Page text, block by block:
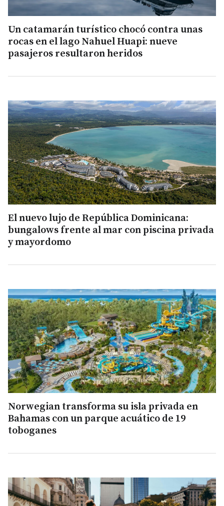
Un catamarán turístico chocó contra unas
rocas en el lago Nahuel Huapi: nueve
pasajeros resultaron heridos
El nuevo lujo de República Dominicana:
bungalows frente al mar con piscina privada
y mayordomo
Norwegian transforma su isla privada en
Bahamas con un parque acuático de 19
toboganes